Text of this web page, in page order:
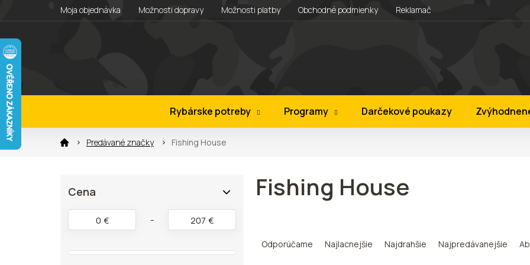
na
Moja objednávka Možnosti dopravy Možnosti platby Obchodné podmienky Reklamačný rád
Rybárske potreby Programy Darčekové poukazy
Predávané značky Fishing House
Cena
€
0 €
207
Fishing House
Odporúčame Najlacnejšie Najdrahšie Najpredávanejšie